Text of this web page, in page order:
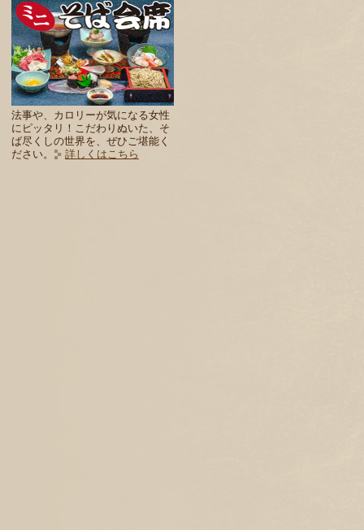
法事や、カロリーが気になる女性
にピッタリ！こだわりぬいた、そ
ば尽くしの世界を、ぜひご堪能く
ださい。
詳しくはこちら